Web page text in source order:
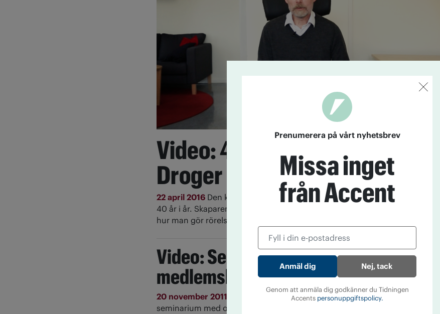
Video: 40 år med sången
Droger gör dig passiv
22 april 2016 Den klassiska rörelsesången ”Droger gör dig passiv” fyller
40 år i år. Skaparen Ulf Persson berättar hur sången föddes – och visar
hur man gör rörelserna.
Video: Seminarium om
medlemskap
20 november 2011
Den 18 november arrangerade IOGT-NTO ett
seminarium med organisationsforskaren Torbjörn Einarsson om
Prenumerera på vårt nyhetsbrev
Missa inget
från Accent
Nej, tack
Genom att anmäla dig godkänner du Tidningen
Accents personuppgiftspolicy.